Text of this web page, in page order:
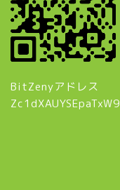
BitZenyアドレス